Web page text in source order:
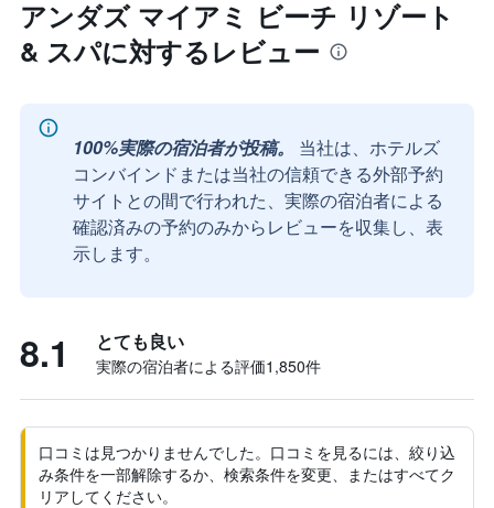
アンダズ マイアミ ビーチ リゾート
& スパに対するレビュー
100%実際の宿泊者が投稿。
当社は、ホテルズ
コンバインドまたは当社の信頼できる外部予約
サイトとの間で行われた、実際の宿泊者による
確認済みの予約のみからレビューを収集し、表
示します。
8.1 とても良い
実際の宿泊者による評価1,850​件
口コミは見つかりませんでした。口コミを見るには、絞り込
み条件を一部解除するか、検索条件を変更、またはすべてク
リアしてください。